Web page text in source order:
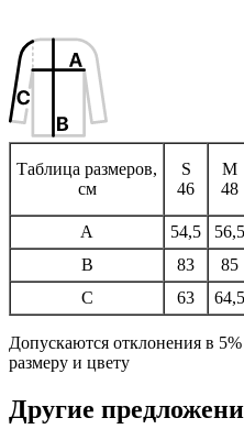
Таблица размеров,
см
S
46
M
48
A
54,5 56,5
B
83 85
C
63 64,5
Допускаются отклонения в
размеру и цвету
Другие